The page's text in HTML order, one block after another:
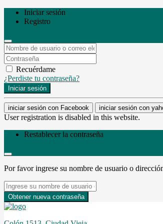
Iniciar sesión
Registro
Recuérdame
¿Perdiste tu contraseña?
Iniciar sesión
iniciar sesión con Facebook iniciar sesión con
User registration is disabled in this website.
Restablecer la contraseña
Por favor ingrese su nombre de usuario o
Obtener nueva contraseña